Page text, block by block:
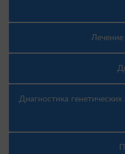
Лечение
Диагностика